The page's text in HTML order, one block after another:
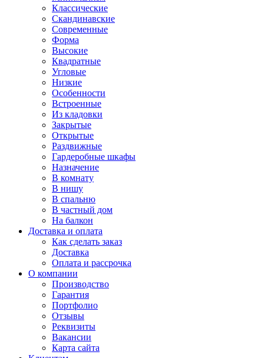
Классические
Скандинавские
Современные
Форма
Высокие
Квадратные
Угловые
Низкие
Особенности
Встроенные
Из кладовки
Закрытые
Открытые
Раздвижные
Гардеробные шкафы
Назначение
В комнату
В нишу
В спальню
В частный дом
На балкон
Доставка и оплата
Как сделать заказ
Доставка
Оплата и рассрочка
О компании
Производство
Гарантия
Портфолио
Отзывы
Реквизиты
Вакансии
Карта сайта